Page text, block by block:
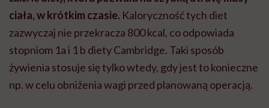
ciała, w krótkim czasie. Kaloryczność tych diet
zazwyczaj nie przekracza 800 kcal, co odpowiada
stopniom 1a i 1 b diety Cambridge. Taki sposób
żywienia stosuje się tylko wtedy, gdy jest to konieczne
np. w celu obniżenia wagi przed planowaną operacją.